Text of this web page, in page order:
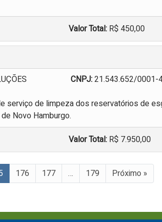
Valor Total: R$ 450,00
CNPJ:21.543.652/0001-
serviço de limpeza dos reservatórios de
Novo Hamburgo.
Valor Total: R$ 7.950,00
176 177 … 179 Próximo »